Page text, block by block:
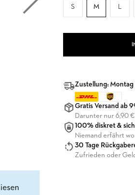
S M L
Zustellung:
Gratis Versand ab
Darunter nur 6,90 €
100% diskret &
Niemand erfährt
30 Tage
Zufrieden oder